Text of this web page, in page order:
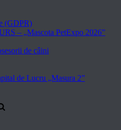
(GDPR)
– „Mascota PetExpo 2026”
de câini
de Lucru „Masura 2”